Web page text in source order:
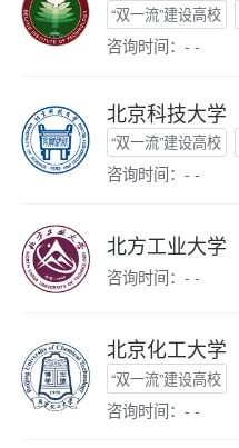
“双一流”建设高校
咨询时间：- -
北京科技大学
“双一流”建设高校
咨询时间：- -
北方工业大学
咨询时间：- -
北京化工大学
“双一流”建设高校
咨询时间：- -